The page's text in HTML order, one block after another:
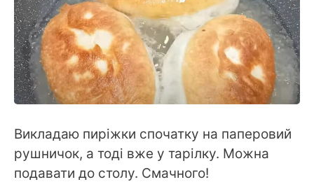
Викладаю пиріжки спочатку на паперовий
рушничок, а тоді вже у тарілку. Можна
подавати до столу. Смачного!